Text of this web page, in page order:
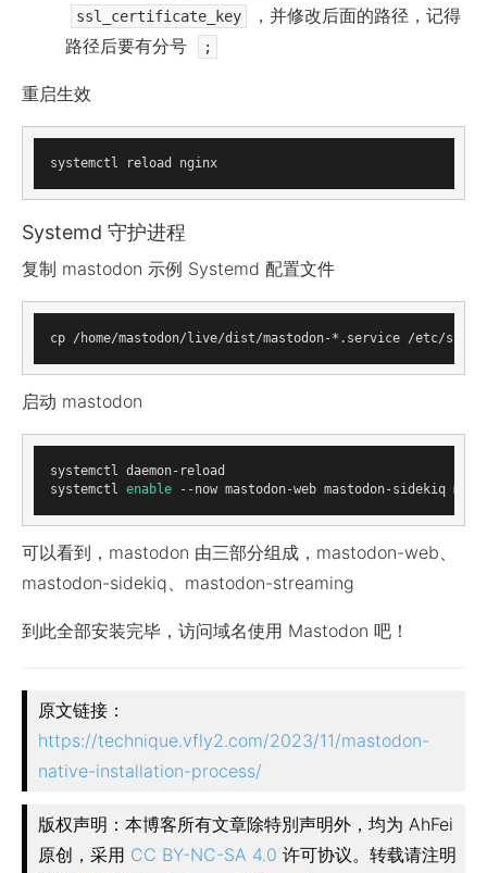
ssl_certificate_key
，并修改后面的路径，记得
路径后要有分号
;
重启生效
systemctl reload nginx
Systemd 守护进程
复制 mastodon 示例 Systemd 配置文件
启动 mastodon
systemctl daemon-reload
systemctl enable
可以看到，mastodon 由三部分组成，mastodon-web、
mastodon-sidekiq、mastodon-streaming
到此全部安装完毕，访问域名使用 Mastodon 吧！
原文链接：
https://technique.vfly2.com/2023/11/mastodon-
native-installation-process/
版权声明：本博客所有文章除特別声明外，均为 AhFei
原创，采用 CC BY-NC-SA 4.0 许可协议。转载请注明